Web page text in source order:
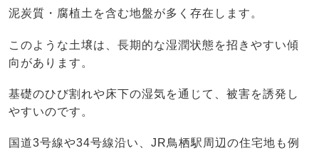
泥炭質・腐植土を含む地盤が多く存在します。
このような土壌は、長期的な湿潤状態を招きやすい傾
向があります。
基礎のひび割れや床下の湿気を通じて、被害を誘発し
やすいのです。
国道3号線や34号線沿い、JR鳥栖駅周辺の住宅地も例